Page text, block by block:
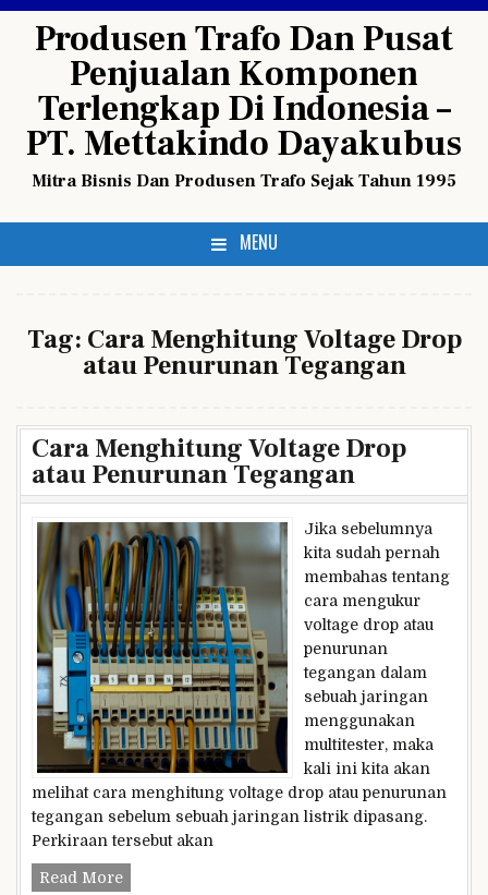
Produsen Trafo Dan Pusat
Penjualan Komponen
Terlengkap Di Indonesia –
PT. Mettakindo Dayakubus
Mitra Bisnis Dan Produsen Trafo Sejak Tahun 1995
MENU
Tag: Cara Menghitung Voltage Drop
atau Penurunan Tegangan
Cara Menghitung Voltage Drop
atau Penurunan Tegangan
Jika sebelumnya
kita sudah pernah
membahas tentang
cara mengukur
voltage drop atau
penurunan
tegangan dalam
sebuah jaringan
menggunakan
multitester, maka
kali ini kita akan
melihat cara menghitung voltage drop atau penurunan
tegangan sebelum sebuah jaringan listrik dipasang.
Perkiraan tersebut akan
Read MoreCara